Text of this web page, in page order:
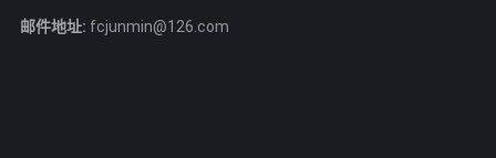
邮件地址: fcjunmin@126.com